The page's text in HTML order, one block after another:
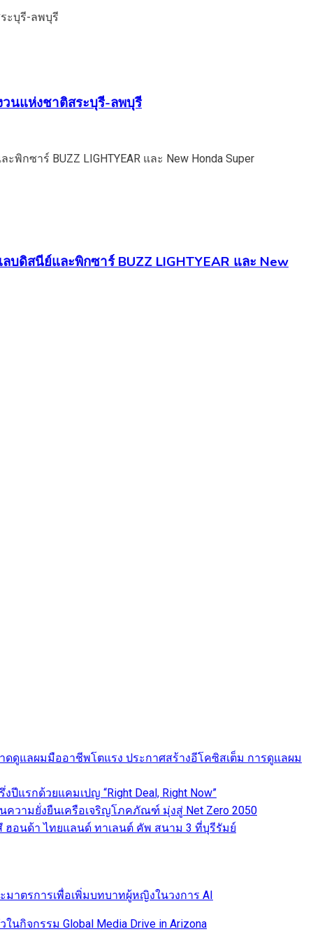
นแห่งชาติสระบุรี-ลพบุรี
ดิสนีย์และพิกซาร์ BUZZ LIGHTYEAR และ New
ดดูแลผมมืออาชีพโตแรง ประกาศสร้างอีโคซิสเต็ม การดูแลผม
แรกด้วยแคมเปญ “Right Deal, Right Now”
วามยั่งยืนเครือเจริญโภคภัณฑ์ มุ่งสู่ Net Zero 2050
ฮอนด้า ไทยแลนด์ ทาเลนต์ คัพ สนาม 3 ที่บุรีรัมย์
าตรการเพื่อเพิ่มบทบาทผู้หญิงในวงการ AI
กิจกรรม Global Media Drive in Arizona